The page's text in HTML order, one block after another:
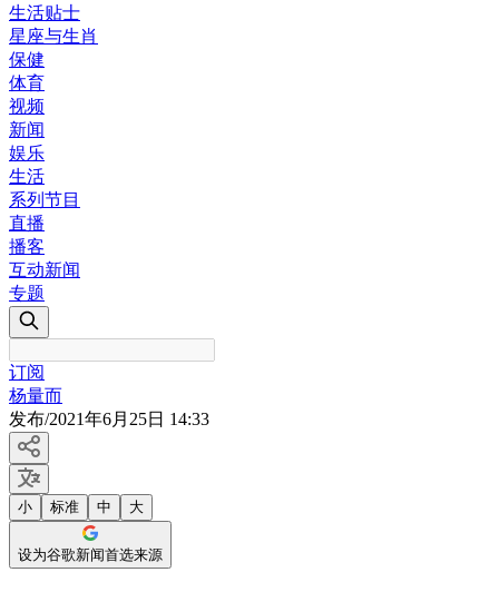
生活贴士
星座与生肖
保健
体育
视频
新闻
娱乐
生活
系列节目
直播
播客
互动新闻
专题
订阅
杨量而
发布/2021年6月25日 14:33
小 标准 中 大
设为谷歌新闻首选来源